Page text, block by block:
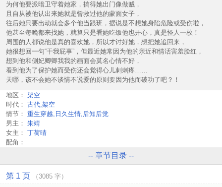
为何他要派暗卫守着她家，搞得她出门像做贼，
且自从被他认出来她就是曾救过他的蒙面女子，
往后她只要出动就会多个他当跟班，据说是不想她身陷危险或受伤啦，
他甚至每晚都来找她，就算只是看她吃饭他也开心，真是怪人一枚！
周围的人都说他是真的喜欢她，所以才讨好她，想把她追回来，
她很想回一句“干我屁事”，但最近她常因为他的亲近和情话害羞脸红，
想到他和侧妃卿卿我我的画面会莫名心情不好，
看到他为了保护她而受伤还会觉得心儿刺刺疼……
天哪，该不会她不谈情不说爱的原则要因为他而破功了吧？！
地区： 架空
时代： 古代,架空
情节： 重生穿越,日久生情,后知后觉
男主： 朱靖
女主： 丁荷晴
配角：
-- 章节目录 --
第 1 页 （3085 字）